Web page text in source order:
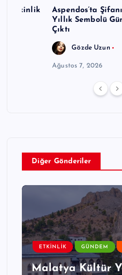
Etkinlik
Aspendos’ta
Yıllık Sembolü
Çıktı
Gözde Uzun
Ağustos 7, 2026
Diğer Gönderiler
ETKINLIK GÜNDEM
Malatya Kültür